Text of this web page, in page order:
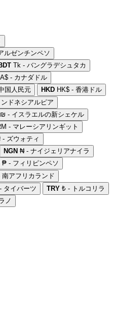
ルゼンチンペソ
Tk - バングラデシュタカ
- カナダドル
国人民元 HKD HK$ - 香港ドル
ンドネシアルピア
₪ - イスラエルの新シェケル
- マレーシアリンギット
- ズウォティ
NGN ₦ - ナイジェリアナイラ
₱ - フィリピンペソ
南アフリカランド
タイバーツ TRY ₺ - トルコリラ
ノ